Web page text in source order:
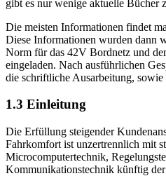
gibt es nur wenige aktuelle Bücher
Die meisten Informationen findet
Diese Informationen wurden dann
Norm für das 42V Bordnetz und
eingeladen. Nach ausführlichen
die schriftliche Ausarbeitung,
1.3 Einleitung
Die Erfüllung steigender
Fahrkomfort ist unzertrennlich mit
Microcomputertechnik,
Kommunikationstechnik künftig